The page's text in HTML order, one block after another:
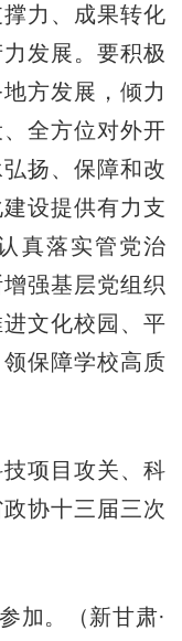
力、成果转化
发展。要积极
方发展，倾力
全方位对外开
扬、保障和改
设提供有力支
真落实管党治
强基层党组织
文化校园、平
保障学校高质
项目攻关、科
协十三届三次
。（新甘肃·